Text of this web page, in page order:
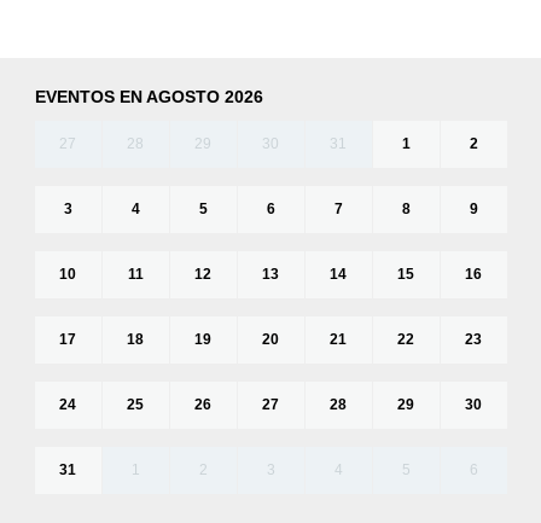
EVENTOS EN AGOSTO 2026
27 28 29 30 31 1 2
3 4 5 6 7 8 9
10 11 12 13 14 15 16
17 18 19 20 21 22 23
24 25 26 27 28 29 30
31 1 2 3 4 5 6